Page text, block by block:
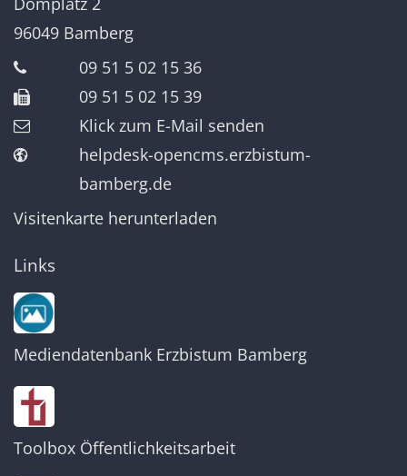
96049 Bamberg
09 51 5 02 15 36
09 51 5 02 15 39
Klick zum E-Mail senden
helpdesk-opencms.erzbistum-
bamberg.de
Visitenkarte herunterladen
Links
Mediendatenbank Erzbistum Bamberg
Toolbox Öffentlichkeitsarbeit